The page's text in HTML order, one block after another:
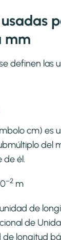
mm
definen las
cm) es
del
de él.
−2 m
de
de
de longitud